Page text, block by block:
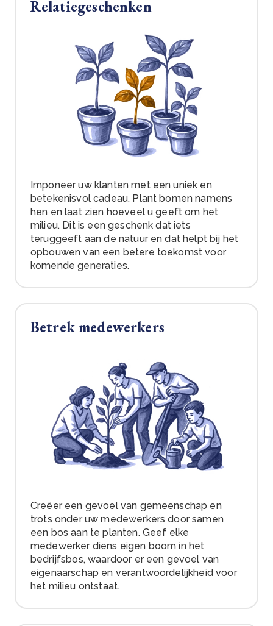
Relatiegeschenken
Imponeer uw klanten met een uniek en
betekenisvol cadeau. Plant bomen namens
hen en laat zien hoeveel u geeft om het
milieu. Dit is een geschenk dat iets
teruggeeft aan de natuur en dat helpt bij het
opbouwen van een betere toekomst voor
komende generaties.
Betrek medewerkers
Creëer een gevoel van gemeenschap en
trots onder uw medewerkers door samen
een bos aan te planten. Geef elke
medewerker diens eigen boom in het
bedrijfsbos, waardoor er een gevoel van
eigenaarschap en verantwoordelijkheid voor
het milieu ontstaat.